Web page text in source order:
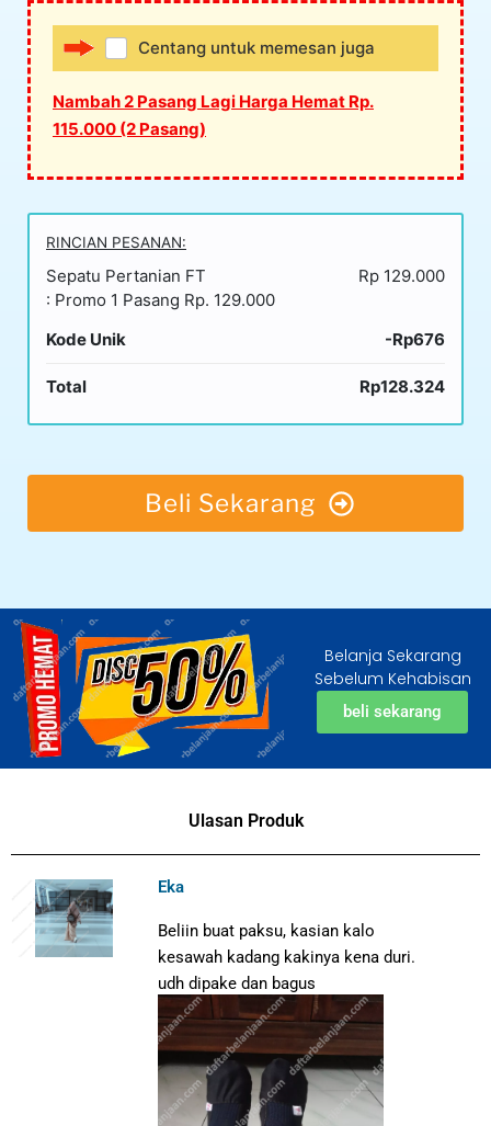
Centang untuk memesan juga
Nambah 2 Pasang Lagi Harga Hemat Rp.
115.000 (2 Pasang)
RINCIAN PESANAN:
Sepatu Pertanian FT
: Promo 1 Pasang Rp. 129.000
Rp 129.000
Kode Unik -Rp676
Total Rp128.324
Beli Sekarang
Belanja Sekarang
Sebelum Kehabisan
beli sekarang
Ulasan Produk
Eka
Beliin buat paksu, kasian kalo
kesawah kadang kakinya kena duri.
udh dipake dan bagus